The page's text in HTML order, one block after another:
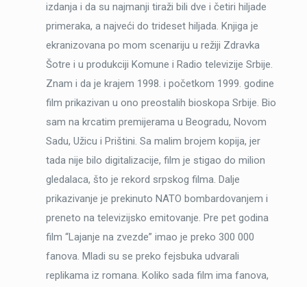
izdanja i da su najmanji tiraži bili dve i četiri hiljade
primeraka, a najveći do trideset hiljada. Knjiga je
ekranizovana po mom scenariju u režiji Zdravka
Šotre i u produkciji Komune i Radio televizije Srbije.
Znam i da je krajem 1998. i početkom 1999. godine
film prikazivan u ono preostalih bioskopa Srbije. Bio
sam na krcatim premijerama u Beogradu, Novom
Sadu, Užicu i Prištini. Sa malim brojem kopija, jer
tada nije bilo digitalizacije, film je stigao do milion
gledalaca, što je rekord srpskog filma. Dalje
prikazivanje je prekinuto NATO bombardovanjem i
preneto na televizijsko emitovanje. Pre pet godina
film “Lajanje na zvezde” imao je preko 300 000
fanova. Mladi su se preko fejsbuka udvarali
replikama iz romana. Koliko sada film ima fanova,